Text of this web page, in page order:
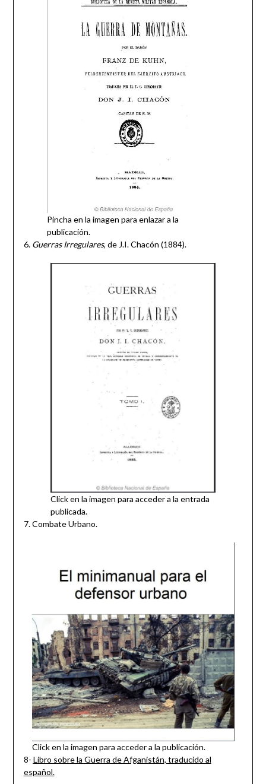
Pincha en la imagen para enlazar a la
publicación.
6. Guerras Irregulares, de J.I. Chacón (1884).
Click en la imagen para acceder a la entrada
publicada.
7. Combate Urbano.
Click en la imagen para acceder a la publicación.
8- Libro sobre la Guerra de Afganistán, traducido al
español.